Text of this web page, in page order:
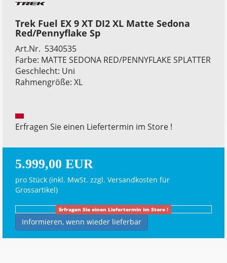
Trek Fuel EX 9 XT DI2 XL Matte Sedona
Red/Pennyflake Sp
Art.Nr. 5340535
Farbe: MATTE SEDONA RED/PENNYFLAKE SPLATTER
Geschlecht: Uni
Rahmengröße: XL
Erfragen Sie einen Liefertermin im Store !
5.999,00 EUR
pro Stück (inkl. MwSt. zzgl. Versandkosten für
Grossartikel)
Erfragen Sie einen Liefertermin im Store !
Informieren, wenn wieder lieferbar